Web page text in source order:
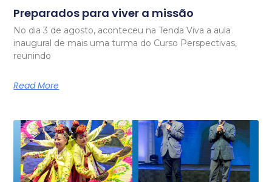
Preparados para viver a missão
No dia 3 de agosto, aconteceu na Tenda Viva a aula
inaugural de mais uma turma do Curso Perspectivas,
reunindo
Read More